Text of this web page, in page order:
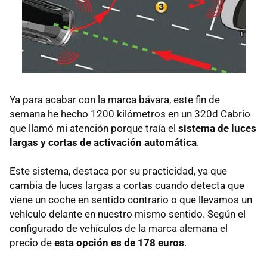
Ya para acabar con la marca bávara, este fin de
semana he hecho 1200 kilómetros en un 320d Cabrio
que llamó mi atención porque traía el sistema de luces
largas y cortas de activación automática.
Este sistema, destaca por su practicidad, ya que
cambia de luces largas a cortas cuando detecta que
viene un coche en sentido contrario o que llevamos un
vehículo delante en nuestro mismo sentido. Según el
configurado de vehículos de la marca alemana el
precio de esta opción es de 178 euros.